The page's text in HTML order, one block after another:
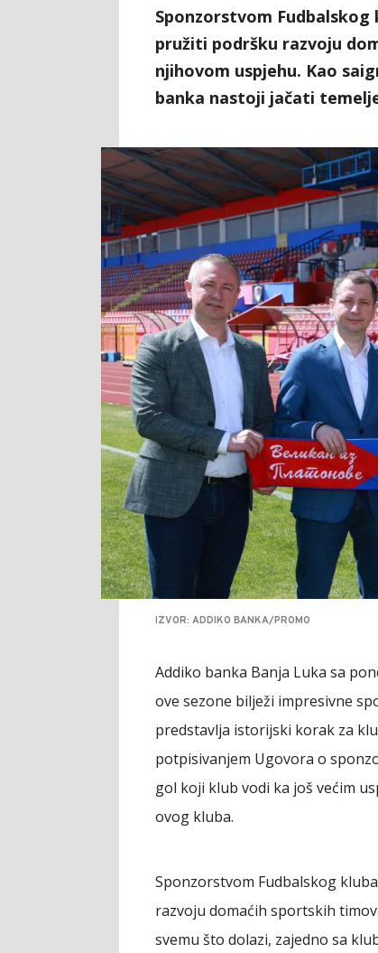
Sponzorstvom Fudbalskog
pružiti podršku razvoju
njihovom uspjehu. Kao
banka nastoji jačati
IZVOR: ADDIKO BANKA/PROMO
Addiko banka Banja Luka sa
ove sezone bilježi impresivne
predstavlja istorijski korak za
potpisivanjem Ugovora o
gol koji klub vodi ka još većim
ovog kluba.
Sponzorstvom Fudbalskog
razvoju domaćih sportskih
svemu što dolazi, zajedno sa